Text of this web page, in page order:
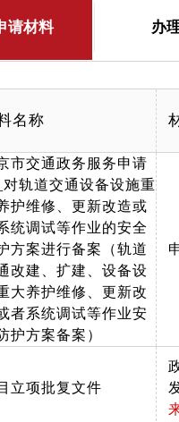
请材料 办
名称
市交通政务服务申请
对轨道交通设备设施重
护维修、更新改造或
统调试等作业的安全
方案进行备案（轨道
改建、扩建、设备设
大养护维修、更新改
者系统调试等作业安
护方案备案）
立项批复文件